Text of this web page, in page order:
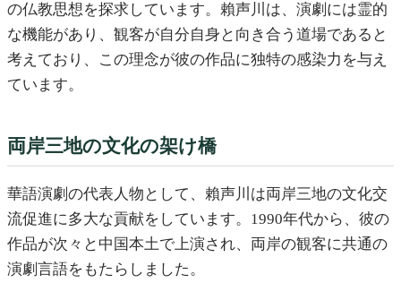
の仏教思想を探求しています。賴声川は、演劇には霊的
な機能があり、観客が自分自身と向き合う道場であると
考えており、この理念が彼の作品に独特の感染力を与え
ています。
両岸三地の文化の架け橋
華語演劇の代表人物として、賴声川は両岸三地の文化交
流促進に多大な貢献をしています。1990年代から、彼の
作品が次々と中国本土で上演され、両岸の観客に共通の
演劇言語をもたらしました。